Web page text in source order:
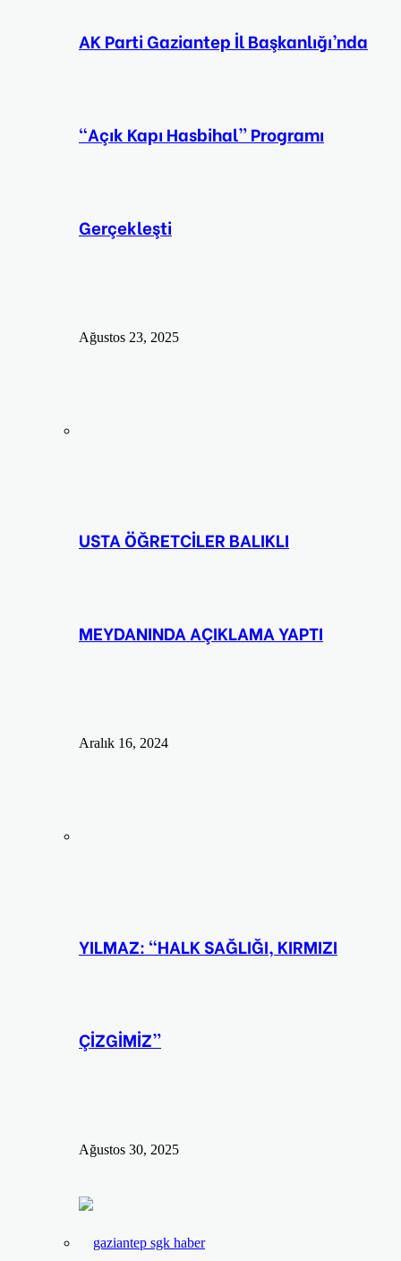
AK Parti Gaziantep İl Başkanlığı’nda
“Açık Kapı Hasbihal” Programı
Gerçekleşti
Ağustos 23, 2025
USTA ÖĞRETCİLER BALIKLI
MEYDANINDA AÇIKLAMA YAPTI
Aralık 16, 2024
YILMAZ: “HALK SAĞLIĞI, KIRMIZI
ÇİZGİMİZ”
Ağustos 30, 2025